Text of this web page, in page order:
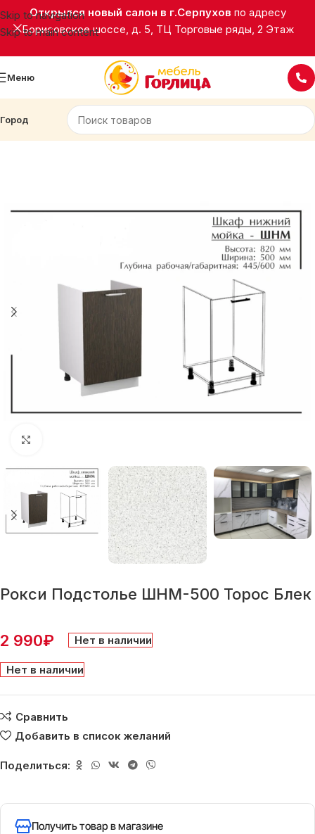
Skip to navigation
Skip to main content
Открылся новый салон в г.Серпухов по адресу
Борисовское шоссе, д. 5, ТЦ Торговые ряды, 2 Этаж
Меню
Город
Кухни Рокси
Рокси Подстолье ШНМ-500 Торос Блек
2 990₽ Нет в наличии
Нет в наличии
Сравнить
Добавить в список желаний
Поделиться:
Получить товар в магазине